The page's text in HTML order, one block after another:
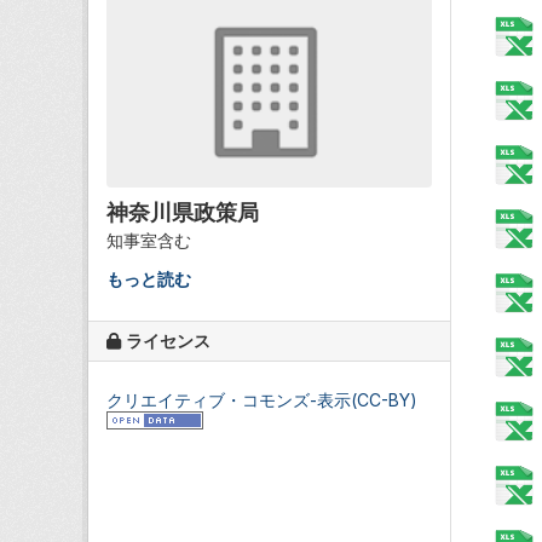
神奈川県政策局
知事室含む
もっと読む
ライセンス
クリエイティブ・コモンズ-表示(CC-BY)